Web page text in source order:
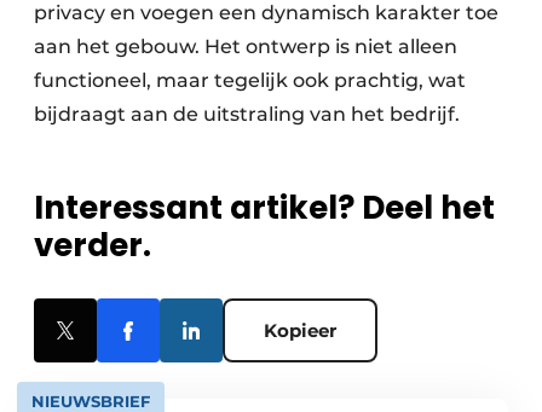
privacy en voegen een dynamisch karakter toe
aan het gebouw. Het ontwerp is niet alleen
functioneel, maar tegelijk ook prachtig, wat
bijdraagt aan de uitstraling van het bedrijf.
Interessant artikel? Deel het
verder.
Kopieer
NIEUWSBRIEF